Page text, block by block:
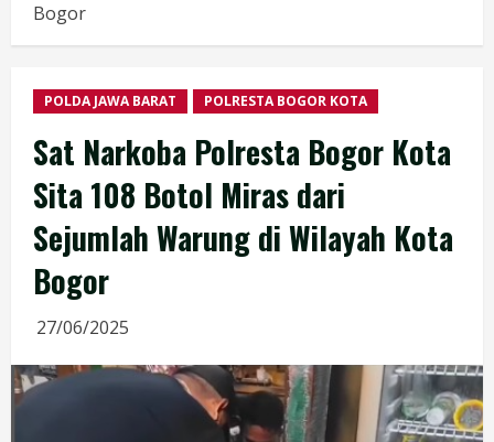
Bogor
POLDA JAWA BARAT POLRESTA BOGOR KOTA
Sat Narkoba Polresta Bogor Kota
Sita 108 Botol Miras dari
Sejumlah Warung di Wilayah Kota
Bogor
27/06/2025